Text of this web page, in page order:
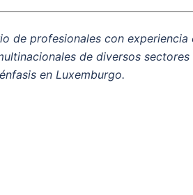
de profesionales con experiencia
de diversos
en Luxemburgo.